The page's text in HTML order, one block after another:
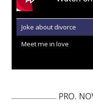
Joke about divorce
Meet me in love
PRO.